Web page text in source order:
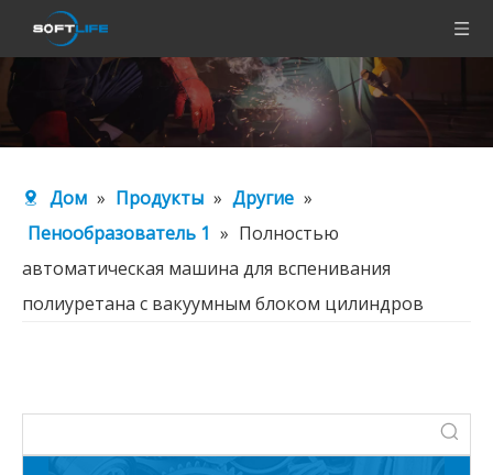
Дом » Продукты » Другие »
Пенообразователь 1 » Полностью
автоматическая машина для вспенивания
полиуретана с вакуумным блоком цилиндров